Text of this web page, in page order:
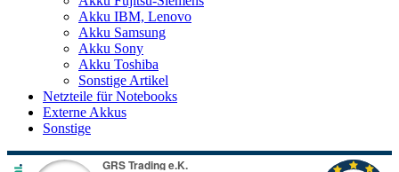
Akku IBM, Lenovo
Akku Samsung
Akku Sony
Akku Toshiba
Sonstige Artikel
Netzteile für Notebooks
Externe Akkus
Sonstige